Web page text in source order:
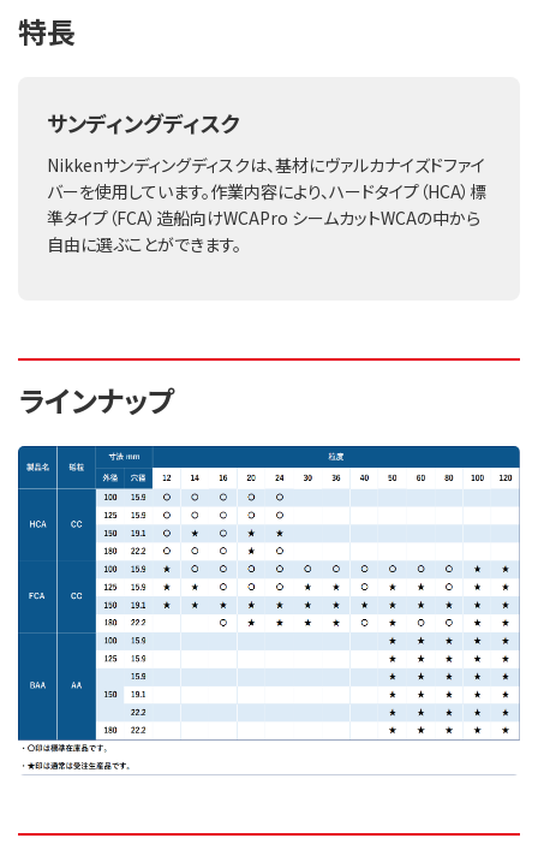
特長
サンディングディスク
Nikkenサンディングディスクは、基材にヴァルカナイズドファイ
バーを使用しています。作業内容により、ハードタイプ（HCA）標
準タイプ（FCA）造船向けWCAPro シームカットWCAの中から
自由に選ぶことができます。
ラインナップ